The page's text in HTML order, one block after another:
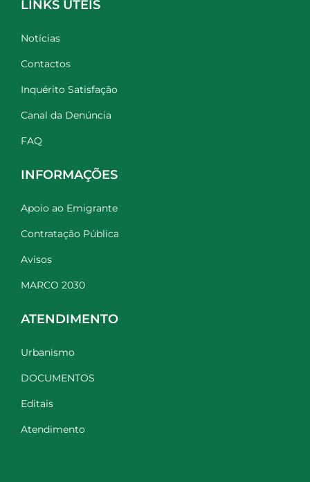
LINKS ÚTEIS
Notícias
Contactos
Inquérito Satisfação
Canal da Denúncia
FAQ
INFORMAÇÕES
Apoio ao Emigrante
Contratação Pública
Avisos
MARCO 2030
ATENDIMENTO
Urbanismo
DOCUMENTOS
Editais
Atendimento